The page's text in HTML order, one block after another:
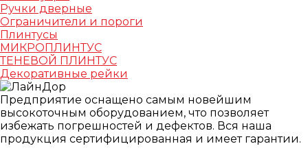
Ручки дверные
Ограничители и пороги
Плинтусы
МИКРОПЛИНТУС
ТЕНЕВОЙ ПЛИНТУС
Декоративные рейки
Предприятие оснащено самым новейшим
высокоточным оборудованием, что позволяет
избежать погрешностей и дефектов. Вся наша
продукция сертифицированная и имеет гарантии.